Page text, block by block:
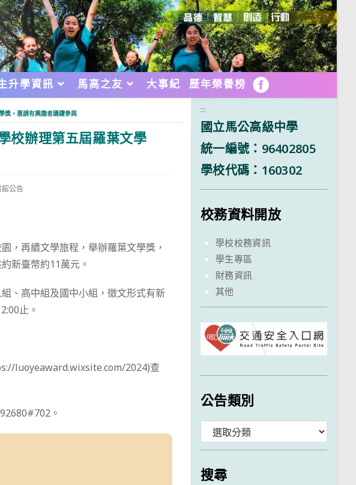
升學資訊 馬高之友 大事紀 歷年榮譽榜 FB
獎，惠請有興趣者踴躍參與
校辦理第五屆羅葉文學
公告
，再續文學旅程，舉辦羅葉文學獎，
新臺幣約11萬元。
、高中組及國中小組，徵文形式有新
止。
luoyeaward.wixsite.com/2024)查
。
:::
國立馬公高級中學
統一編號：96402805
學校代碼：160302
校務資料開放
學校校務資訊
學生專區
財務資訊
其他
公告類別
類
搜尋